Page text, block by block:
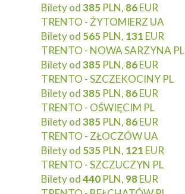
Bilety od385 PLN, 86EUR
TRENTO - ŻYTOMIERZ UA
Bilety od 565 PLN, 131 EUR
TRENTO - NOWA SARZYNA PL
Bilety od385 PLN, 86EUR
TRENTO - SZCZEKOCINY PL
Bilety od385 PLN, 86EUR
TRENTO - OŚWIĘCIM PL
Bilety od385 PLN, 86EUR
TRENTO - ZŁOCZÓW UA
Bilety od 535 PLN, 121 EUR
TRENTO - SZCZUCZYN PL
Bilety od440 PLN, 98EUR